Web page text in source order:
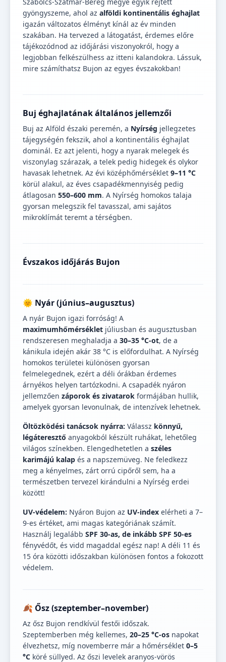
gyöngyszeme, ahol az alföldi kontinentális éghajlat
igazán változatos élményt kínál az év minden
szakában. Ha tervezed a látogatást, érdemes előre
tájékozódnod az időjárási viszonyokról, hogy a
legjobban felkészülhess az itteni kalandokra. Lássuk,
mire számíthatsz Bujon az egyes évszakokban!
Buj éghajlatának általános jellemzői
Buj az Alföld északi peremén, a Nyírség jellegzetes
tájegységén fekszik, ahol a kontinentális éghajlat
dominál. Ez azt jelenti, hogy a nyarak melegek és
viszonylag szárazak, a telek pedig hidegek és olykor
havasak lehetnek. Az évi középhőmérséklet 9–11 °C
körül alakul, az éves csapadékmennyiség pedig
átlagosan 550–600 mm. A Nyírség homokos talaja
gyorsan melegszik fel tavasszal, ami sajátos
mikroklímát teremt a térségben.
Évszakos időjárás Bujon
🌞 Nyár (június–augusztus)
A nyár Bujon igazi forróság! A
maximumhőmérséklet júliusban és augusztusban
rendszeresen meghaladja a 30–35 °C-ot, de a
kánikula idején akár 38 °C is előfordulhat. A Nyírség
homokos területei különösen gyorsan
felmelegednek, ezért a déli órákban érdemes
árnyékos helyen tartózkodni. A csapadék nyáron
jellemzően záporok és zivatarok formájában hullik,
amelyek gyorsan levonulnak, de intenzívek lehetnek.
Öltözködési tanácsok nyárra: Válassz könnyű,
légáteresztő anyagokból készült ruhákat, lehetőleg
világos színekben. Elengedhetetlen a széles
karimájú kalap és a napszemüveg. Ne feledkezz
meg a kényelmes, zárt orrú cipőről sem, ha a
természetben tervezel kirándulni a Nyírség erdei
között!
UV-védelem: Nyáron Bujon az UV-index elérheti a 7–
9-es értéket, ami magas kategóriának számít.
Használj legalább SPF 30-as, de inkább SPF 50-es
fényvédőt, és vidd magaddal egész nap! A déli 11 és
15 óra közötti időszakban különösen fontos a fokozott
védelem.
🍂 Ősz (szeptember–november)
Az ősz Bujon rendkívül festői időszak.
Szeptemberben még kellemes, 20–25 °C-os napokat
élvezhetsz, míg novemberre már a hőmérséklet 0–5
°C köré süllyed. Az őszi levelek aranyos-vörös